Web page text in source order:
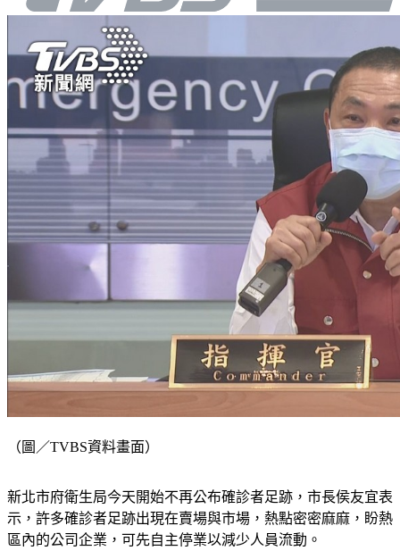
（圖／TVBS資料畫面）
新北市府衛生局今天開始不再公布確診者足跡，市長侯友宜表
示，許多確診者足跡出現在賣場與市場，熱點密密麻麻，盼熱
區內的公司企業，可先自主停業以減少人員流動。